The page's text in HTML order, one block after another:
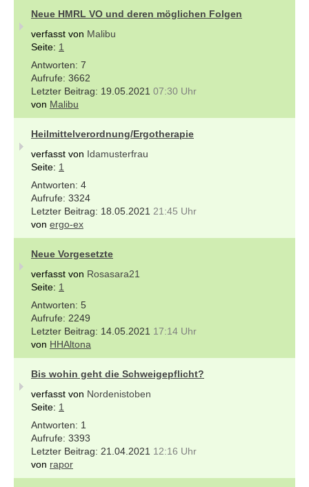
Neue HMRL VO und deren möglichen Folgen
verfasst von Malibu
Seite: 1
7
3662
19.05.2021 07:30 Uhr
von Malibu
Heilmittelverordnung/Ergotherapie
verfasst von Idamusterfrau
Seite: 1
4
3324
18.05.2021 21:45 Uhr
von ergo-ex
Neue Vorgesetzte
verfasst von Rosasara21
Seite: 1
5
2249
14.05.2021 17:14 Uhr
von HHAltona
Bis wohin geht die Schweigepflicht?
verfasst von Nordenistoben
Seite: 1
1
3393
21.04.2021 12:16 Uhr
von rapor